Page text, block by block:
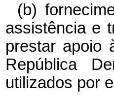
(b)
assistência e
prestar apoio
República
utilizados por